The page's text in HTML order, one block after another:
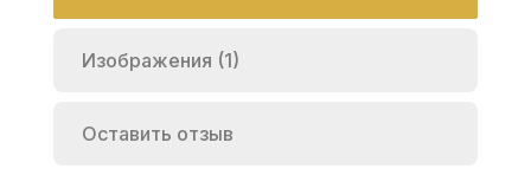
Изображения (1)
Оставить отзыв